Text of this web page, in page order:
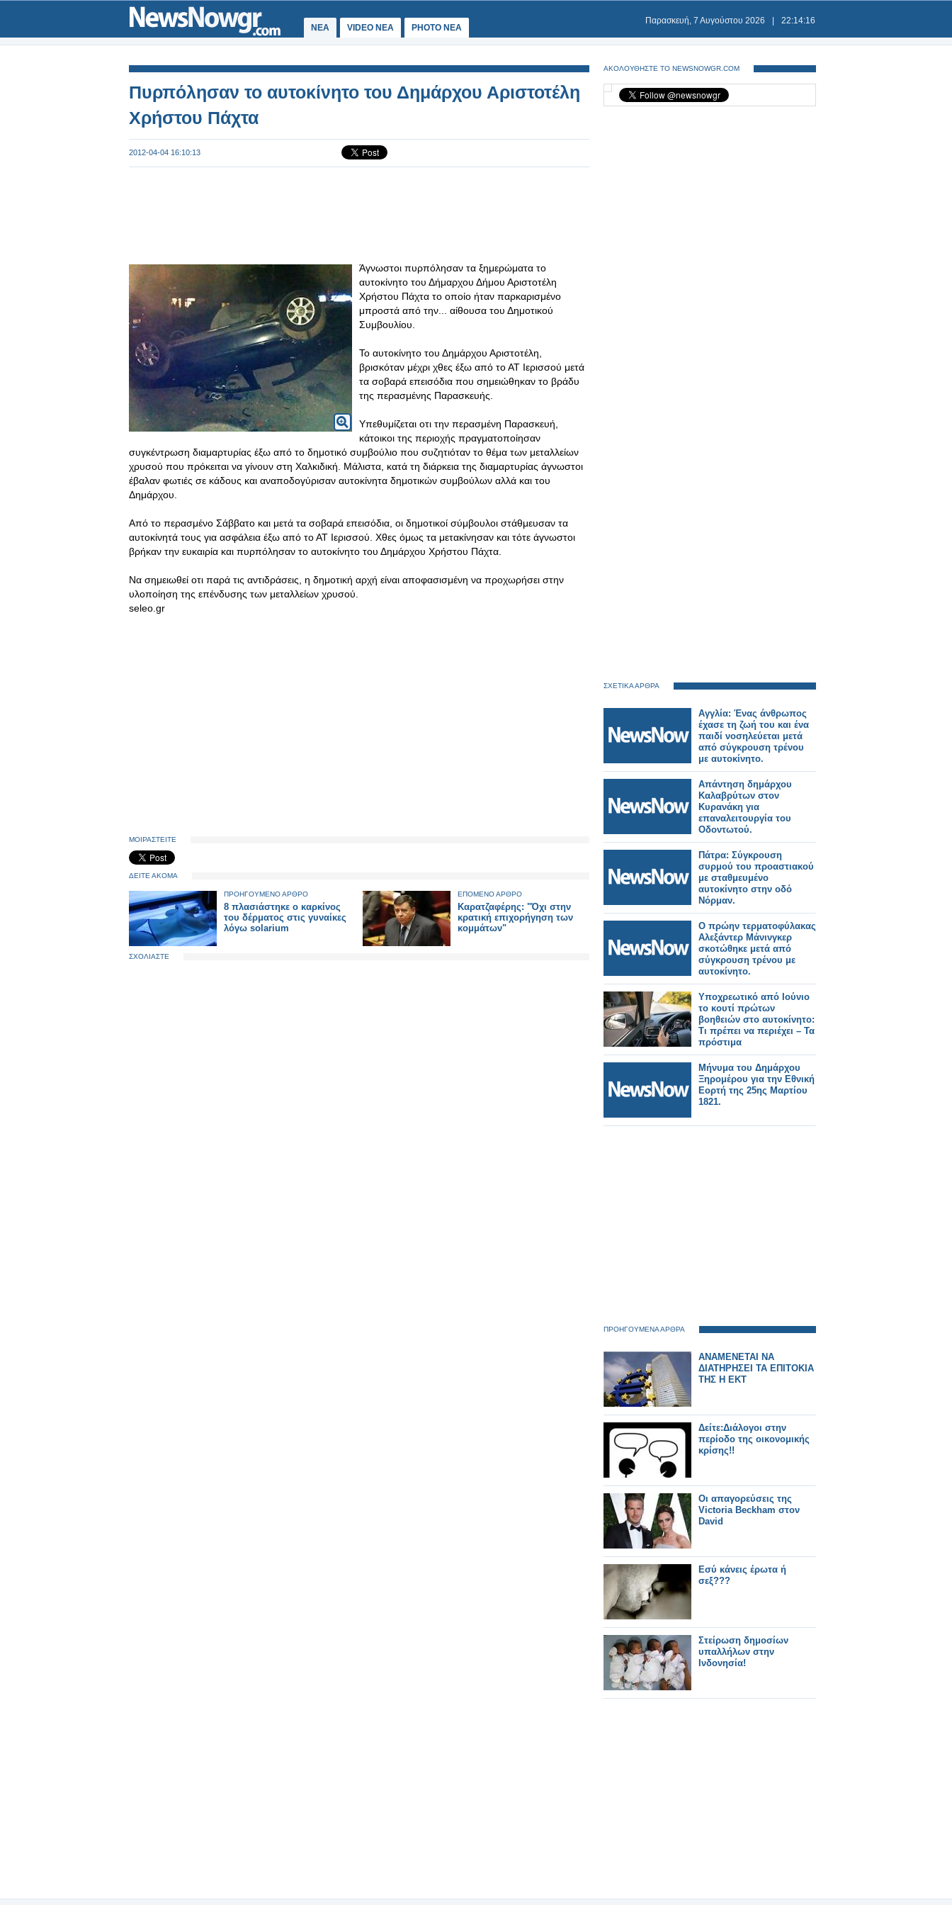
ΝΕΑ VIDEO NEA PHOTO NEA
Παρασκευή, 7 Αυγούστου 2026 22:14:16
Πυρπόλησαν το αυτοκίνητο του Δημάρχου Αριστοτέλη
Χρήστου Πάχτα
2012-04-04 16:10:13
Άγνωστοι πυρπόλησαν τα ξημερώματα το
αυτοκίνητο του Δήμαρχου Δήμου Αριστοτέλη
Χρήστου Πάχτα το οποίο ήταν παρκαρισμένο
μπροστά από την... αίθουσα του Δημοτικού
Συμβουλίου.
Το αυτοκίνητο του Δημάρχου Αριστοτέλη,
βρισκόταν μέχρι χθες έξω από το ΑΤ Ιερισσού μετά
τα σοβαρά επεισόδια που σημειώθηκαν το βράδυ
της περασμένης Παρασκευής.
Υπεθυμίζεται οτι την περασμένη Παρασκευή,
κάτοικοι της περιοχής πραγματοποίησαν
συγκέντρωση διαμαρτυρίας έξω από το δημοτικό συμβούλιο που συζητιόταν το θέμα των μεταλλείων
χρυσού που πρόκειται να γίνουν στη Χαλκιδική. Μάλιστα, κατά τη διάρκεια της διαμαρτυρίας άγνωστοι
έβαλαν φωτιές σε κάδους και αναποδογύρισαν αυτοκίνητα δημοτικών συμβούλων αλλά και του
Δημάρχου.
Από το περασμένο Σάββατο και μετά τα σοβαρά επεισόδια, οι δημοτικοί σύμβουλοι στάθμευσαν τα
αυτοκίνητά τους για ασφάλεια έξω από το ΑΤ Ιερισσού. Χθες όμως τα μετακίνησαν και τότε άγνωστοι
βρήκαν την ευκαιρία και πυρπόλησαν το αυτοκίνητο του Δημάρχου Χρήστου Πάχτα.
Να σημειωθεί οτι παρά τις αντιδράσεις, η δημοτική αρχή είναι αποφασισμένη να προχωρήσει στην
υλοποίηση της επένδυσης των μεταλλείων χρυσού.
seleo.gr
ΜΟΙΡΑΣΤΕΙΤΕ
ΔΕΙΤΕ ΑΚΟΜΑ
ΠΡΟΗΓΟΥΜΕΝΟ ΑΡΘΡΟ
8 πλασιάστηκε ο καρκίνος
του δέρματος στις γυναίκες
λόγω solarium
ΕΠΟΜΕΝΟ ΑΡΘΡΟ
Καρατζαφέρης: "Όχι στην
κρατική επιχορήγηση των
κομμάτων"
ΣΧΟΛΙΑΣΤΕ
ΑΚΟΛΟΥΘΗΣΤΕ ΤΟ NEWSNOWGR.COM
ΣΧΕΤΙΚΑ ΑΡΘΡΑ
Αγγλία: Ένας άνθρωπος
έχασε τη ζωή του και ένα
παιδί νοσηλεύεται μετά
από σύγκρουση τρένου
με αυτοκίνητο.
Απάντηση δημάρχου
Καλαβρύτων στον
Κυρανάκη για
επαναλειτουργία του
Οδοντωτού.
Πάτρα: Σύγκρουση
συρμού του προαστιακού
με σταθμευμένο
αυτοκίνητο στην οδό
Νόρμαν.
Ο πρώην τερματοφύλακας
Αλεξάντερ Μάνινγκερ
σκοτώθηκε μετά από
σύγκρουση τρένου με
αυτοκίνητο.
Υποχρεωτικό από Ιούνιο
το κουτί πρώτων
βοηθειών στο αυτοκίνητο:
Τι πρέπει να περιέχει – Τα
πρόστιμα
Μήνυμα του Δημάρχου
Ξηρομέρου για την Εθνική
Εορτή της 25ης Μαρτίου
1821.
ΠΡΟΗΓΟΥΜΕΝΑ ΑΡΘΡΑ
ANAMENETAI NA
ΔΙΑΤΗΡΗΣΕΙ ΤΑ ΕΠΙΤΟΚΙΑ
ΤΗΣ Η ΕΚΤ
Δείτε:Διάλογοι στην
περίοδο της οικονομικής
κρίσης!!
Οι απαγορεύσεις της
Victoria Beckham στον
David
Εσύ κάνεις έρωτα ή
σεξ???
Στείρωση δημοσίων
υπαλλήλων στην
Ινδονησία!